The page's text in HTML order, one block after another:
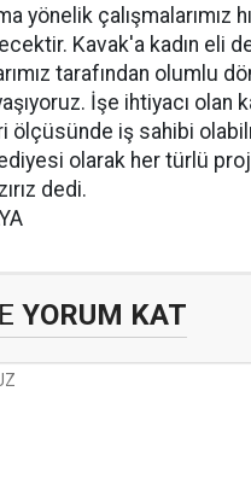
yönelik çalışmalarımız
Kavak'a kadın eli
tarafından olumlu
İşe ihtiyacı olan
ölçüsünde iş sahibi
olarak her türlü
dedi.
YORUM KAT